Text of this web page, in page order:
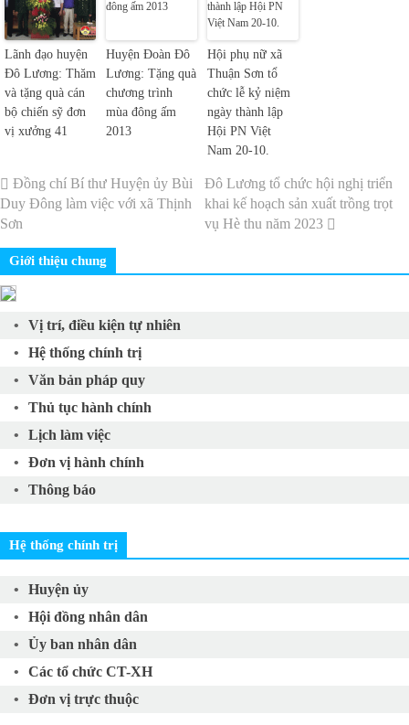
Lãnh đạo huyện
Đô Lương: Thăm
và tặng quà cán
bộ chiến sỹ đơn
vị xưởng 41
Huyện Đoàn Đô
Lương: Tặng quà
chương trình
mùa đông ấm
2013
Hội phụ nữ xã
Thuận Sơn tổ
chức lễ kỷ niệm
ngày thành lập
Hội PN Việt
Nam 20-10.
Đồng chí Bí thư Huyện ủy Bùi
Duy Đông làm việc với xã Thịnh
Sơn
Đô Lương tổ chức hội nghị triển
khai kế hoạch sản xuất trồng trọt
vụ Hè thu năm 2023
Giới thiệu chung
Vị trí, điều kiện tự nhiên
Hệ thống chính trị
Văn bản pháp quy
Thủ tục hành chính
Lịch làm việc
Đơn vị hành chính
Thông báo
Hệ thống chính trị
Huyện ủy
Hội đồng nhân dân
Ủy ban nhân dân
Các tổ chức CT-XH
Đơn vị trực thuộc